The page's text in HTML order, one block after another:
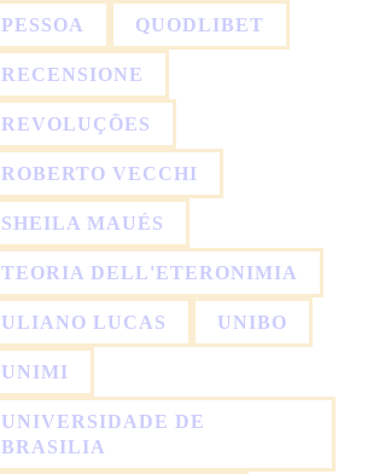
PESSOA QUODLIBET
RECENSIONE
REVOLUÇÕES
ROBERTO VECCHI
SHEILA MAUÉS
TEORIA DELL'ETERONIMIA
ULIANO LUCAS UNIBO
UNIMI
UNIVERSIDADE DE
BRASILIA